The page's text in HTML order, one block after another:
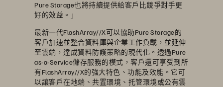
Pure Storage也將持續提供給客戶比競爭對手更
好的效益。」
最新一代FlashArray//X可以協助Pure Storage的
客戶加速並整合資料庫與企業工作負載，並延伸
至雲端，達成資料防護策略的現代化。透過Pure
as-a-Service儲存服務的模式，客戶還可享受到所
有FlashArray//X的強大特色、功能及效能。它可
以讓客戶在地端、共置環境、托管環境或公有雲